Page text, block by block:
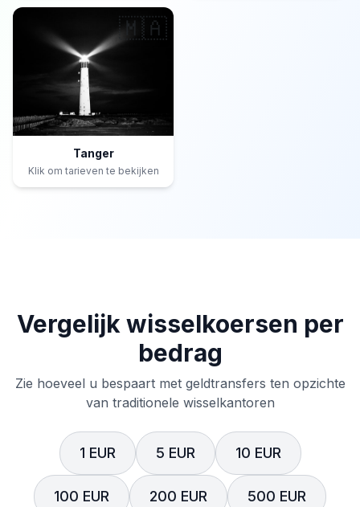
🇲🇦
Tanger
Klik om tarieven te bekijken
Vergelijk wisselkoersen per
bedrag
Zie hoeveel u bespaart met geldtransfers ten opzichte
van traditionele wisselkantoren
1 EUR 5 EUR 10 EUR
100 EUR 200 EUR 500 EUR